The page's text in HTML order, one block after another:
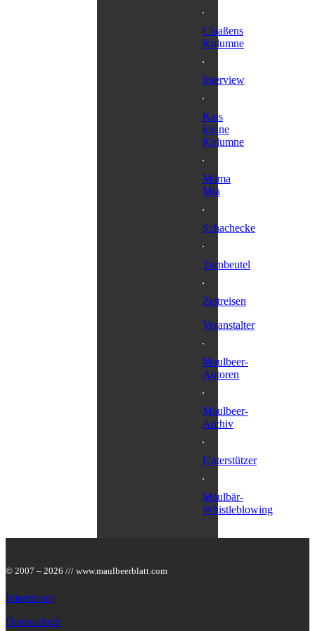
Claaßens
Kolumne
Interview
Kais
kleine
Kolumne
Mama
Mia
Schachecke
Turnbeutel
Zeitreisen
Veranstalter
Maulbeer-
Autoren
Maulbeer-
Archiv
Unterstützer
Maulbär-
Whistleblowing
© 2007 – 2026 /// www.maulbeerblatt.com
Impressum
Datenschutz